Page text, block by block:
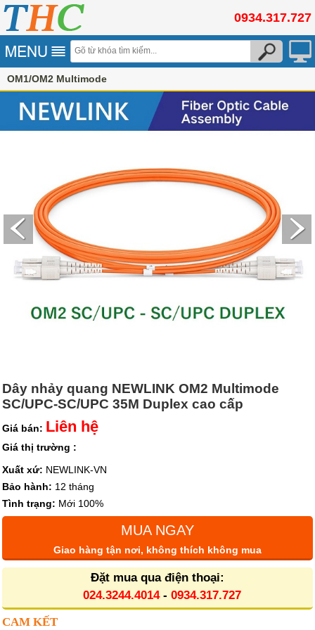
0934.317.727
OM1/OM2 Multimode
Dây nhảy quang NEWLINK OM2 Multimode
SC/UPC-SC/UPC 35M Duplex cao cấp
Giá bán: Liên hệ
Giá thị trường :
Xuất xứ: NEWLINK-VN
Bảo hành: 12 tháng
Tình trạng: Mới 100%
MUA NGAY
Giao hàng tận nơi, không thích không mua
Đặt mua qua điện thoại:
024.3244.4014- 0934.317.727
CAM KẾT